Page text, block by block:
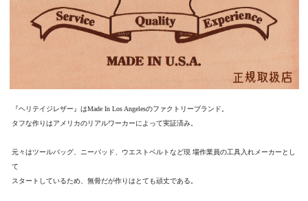
『ヘリテイジレザー』はMade In Los Angelesのファクトリーブランド。
タフな作りはアメリカのリアルワーカーによって実証済み。
元々はツールバッグ、ニーパッド、ウエストベルトなど現 場作業員の工具入れメーカーとし
て
スタートしているため、無骨だが作りはとても頑丈である。